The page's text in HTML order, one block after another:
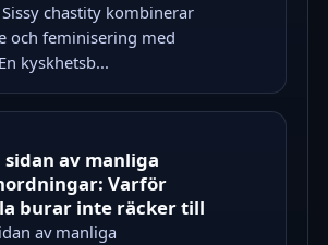
chastity kombinerar
och feminisering med
kyskhetsb...
sidan av manliga
Varför
burar inte räcker till
av manliga